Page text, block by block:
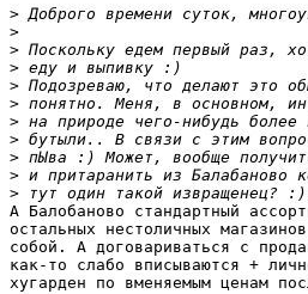
>
>
>
>
>
>
>
>
>
>
>
А Балобаново стандартный
остальных нестоличных
собой. А договариваться с
как-то слабо вписываются +
хугарден по вменяемым ценам